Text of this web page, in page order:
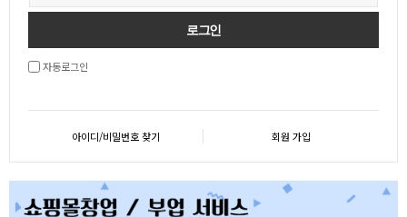
자동로그인
아이디/비밀번호 찾기 회원 가입